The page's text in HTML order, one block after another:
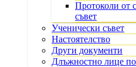
Протоколи от
съвет
Ученически съвет
Настоятелство
Други документи
Длъжностно лице